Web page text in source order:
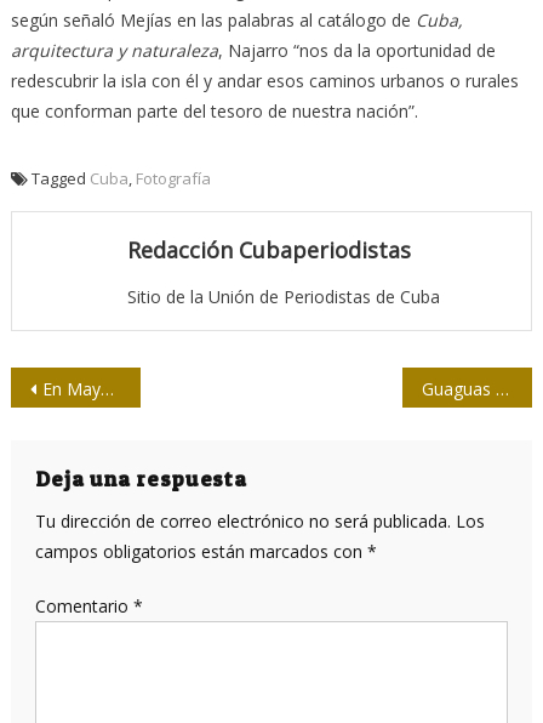
según señaló Mejías en las palabras al catálogo de Cuba,
arquitectura y naturaleza, Najarro “nos da la oportunidad de
redescubrir la isla con él y andar esos caminos urbanos o rurales
que conforman parte del tesoro de nuestra nación”.
Tagged Cuba, Fotografía
Redacción Cubaperiodistas
Sitio de la Unión de Periodistas de Cuba
Navegación
entradas
En Mayabeque, con energía martiana Guaguas y guaguas
Deja una respuesta
Tu dirección de correo electrónico no será publicada. Los
campos obligatorios están marcados con *
Comentario *